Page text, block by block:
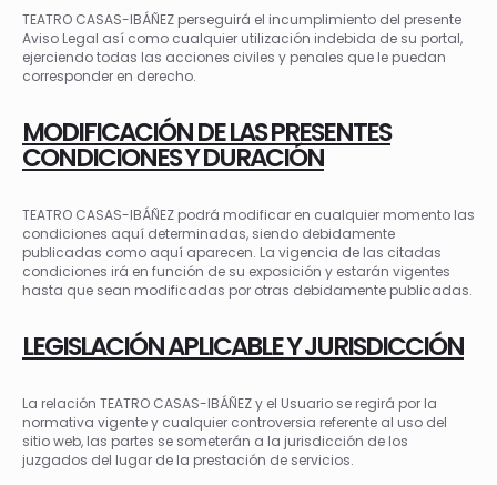
TEATRO CASAS-IBÁÑEZ perseguirá el incumplimiento del presente
Aviso Legal así como cualquier utilización indebida de su portal,
ejerciendo todas las acciones civiles y penales que le puedan
corresponder en derecho.
MODIFICACIÓN DE LAS PRESENTES
CONDICIONES Y DURACIÓN
TEATRO CASAS-IBÁÑEZ podrá modificar en cualquier momento las
condiciones aquí determinadas, siendo debidamente
publicadas como aquí aparecen. La vigencia de las citadas
condiciones irá en función de su exposición y estarán vigentes
hasta que sean modificadas por otras debidamente publicadas.
LEGISLACIÓN APLICABLE Y JURISDICCIÓN
La relación TEATRO CASAS-IBÁÑEZ y el Usuario se regirá por la
normativa vigente y cualquier controversia referente al uso del
sitio web, las partes se someterán a la jurisdicción de los
juzgados del lugar de la prestación de servicios.